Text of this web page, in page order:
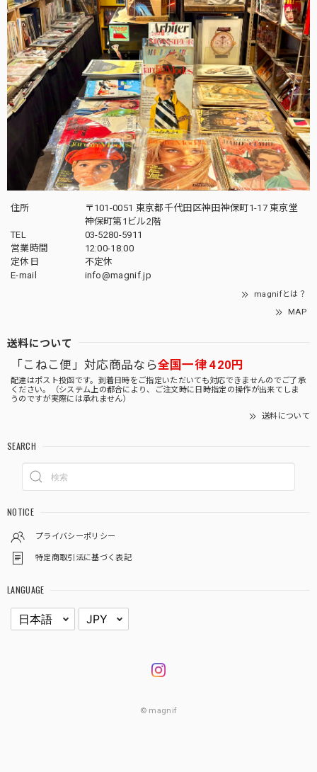
住所
〒101-0051 東京都千代田区神田神保町1-17 東京堂
神保町第1ビル2階
TEL
03-5280-5911
営業時間
12:00-18:00
定休日
不定休
E-mail
info@magnif.jp
magnifとは？
MAP
送料について
「こねこ便」対応商品なら全国一律 420円
配達はポスト投函です。到着日時をご指定いただいても対応できませんのでご了承
ください。（システム上の都合により、ご注文時に日時指定の操作が出来てしま
うのですが実際には承れません）
送料について
SEARCH
NOTICE
プライバシーポリシー
特定商取引法に基づく表記
LANGUAGE
© magnif